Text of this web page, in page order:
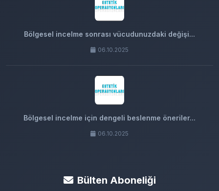
Bölgesel incelme sonrası vücudunuzdaki değişi...
06.10.2025
Bölgesel incelme için dengeli beslenme öneriler...
06.10.2025
Bülten Aboneliği